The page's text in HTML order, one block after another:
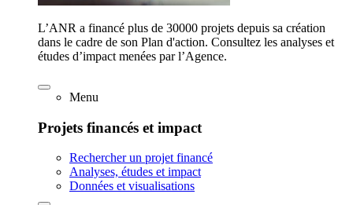
L’ANR a financé plus de 30000 projets depuis sa création
dans le cadre de son Plan d'action. Consultez les analyses et
études d’impact menées par l’Agence.
Menu
Projets financés et impact
Rechercher un projet financé
Analyses, études et impact
Données et visualisations